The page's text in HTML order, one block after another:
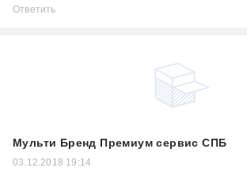
Ответить
Мульти Бренд Премиум сервис СПБ
03.12.2018 19:14